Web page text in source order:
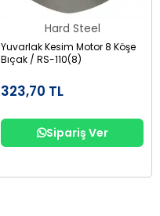
Hard Steel
Yuvarlak Kesim Motor 8 Köşe
Bıçak / RS-110(8)
323,70 TL
Sipariş Ver